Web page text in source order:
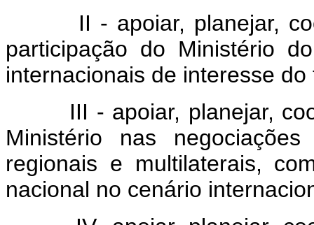
II - apoiar, planejar,
participação do Ministério
internacionais de interesse
III - apoiar, planejar,
Ministério nas
regionais e multilaterais,
nacional no cenário